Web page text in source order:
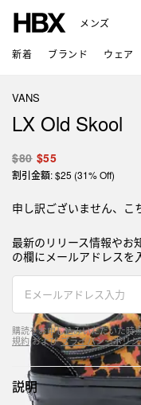
メンズ
新着 ブランド ウェア
VANS
LX Old Skool
$80 $55
割引金額: $25 (31% Off)
申し訳ございません、こ
最新のリリース情報やお
の欄にメールアドレスを
購読をお申し込みいただいた時
規約およびプライバシーポリ
説明